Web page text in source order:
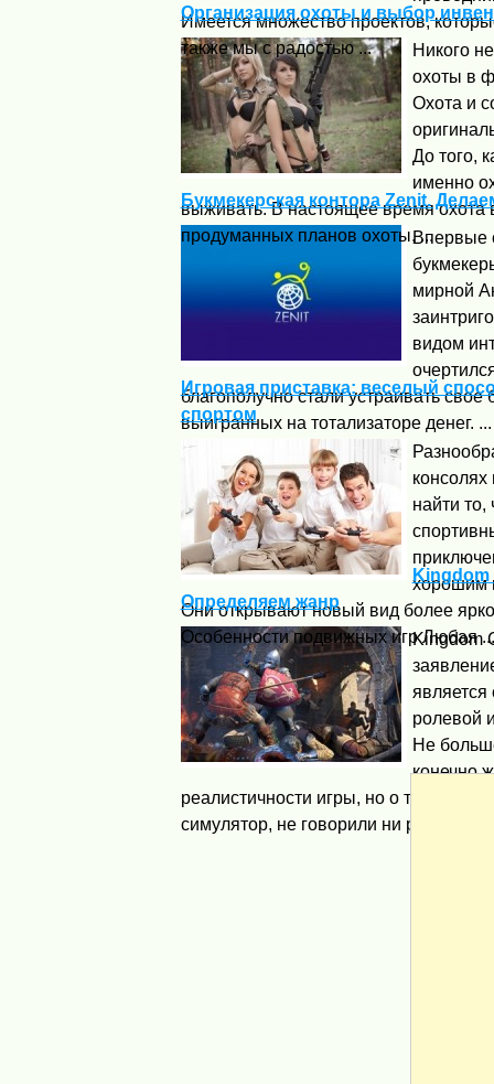
Имеется множество проектов,
также мы с радостью ...
Организация охоты и выбор
Никого
охоты в
Охота и
До того,
именно
выживать. В настоящее время охота
продуманных планов охоты, ...
Букмекерская контора Zenit.
Впервые
мирной
видом
благополучно стали устраивать свое
выигранных на тотализаторе денег. ...
Игровая приставка: веселый
спортом
консолях
найти
хорошим
Они открывают новый вид более
Особенности подвижных игр Любая ...
Kingdom
Определяем жанр
Kingdom
ролевой
Не
конечно
реалистичности игры, но о том, что
симулятор, не говорили ни разу. ...